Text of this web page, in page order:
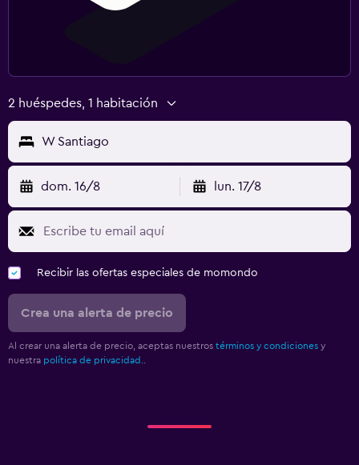
2 huéspedes, 1 habitación
W Santiago
dom. 16/8 lun. 17/8
Recibir las ofertas especiales de momondo
Crea una alerta de precio
Al crear una alerta de precio, aceptas nuestros términos y condiciones y
nuestra política de privacidad.